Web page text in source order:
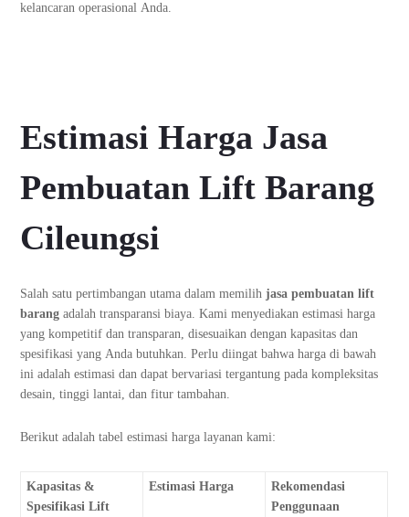
kelancaran operasional Anda.
Estimasi Harga Jasa
Pembuatan Lift Barang
Cileungsi
Salah satu pertimbangan utama dalam memilihjasa pembuatan lift
barang adalah transparansi biaya. Kami menyediakan estimasi harga
yang kompetitif dan transparan, disesuaikan dengan kapasitas dan
spesifikasi yang Anda butuhkan. Perlu diingat bahwa harga di bawah
ini adalah estimasi dan dapat bervariasi tergantung pada kompleksitas
desain, tinggi lantai, dan fitur tambahan.
Berikut adalah tabel estimasi harga layanan kami:
Kapasitas &
Spesifikasi Lift
Estimasi Harga
Rekomendasi
Penggunaan